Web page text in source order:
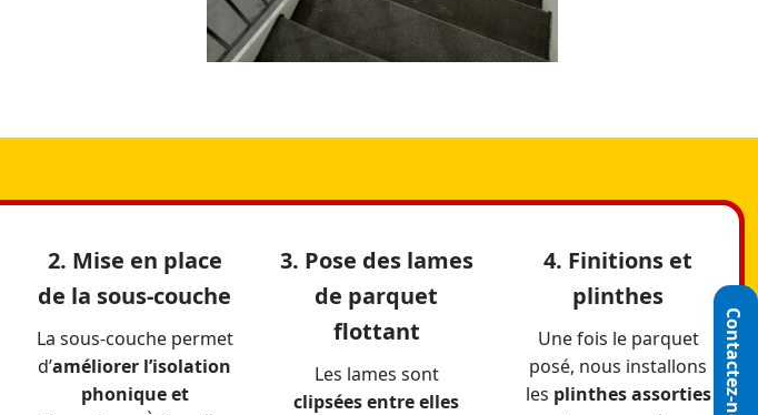
2. Mise en place
de la sous-couche
La sous-couche permet
d’améliorer l’isolation
phonique et
3. Pose des lames
de parquet
flottant
Les lames sont
clipsées entre elles
4. Finitions et
plinthes
Une fois le parquet
posé, nous installons
les plinthes assorties